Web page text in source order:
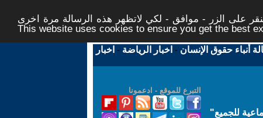
على الزر - موافق - لكي لاتظهر هذه الرسالة مرة اخرى -
This website uses cookies to ensure you get the best
أنباء حقوق الإنسان - اخبار الرياضة - اخبار
التبرع للموقع - ادعمونا
للجميع"